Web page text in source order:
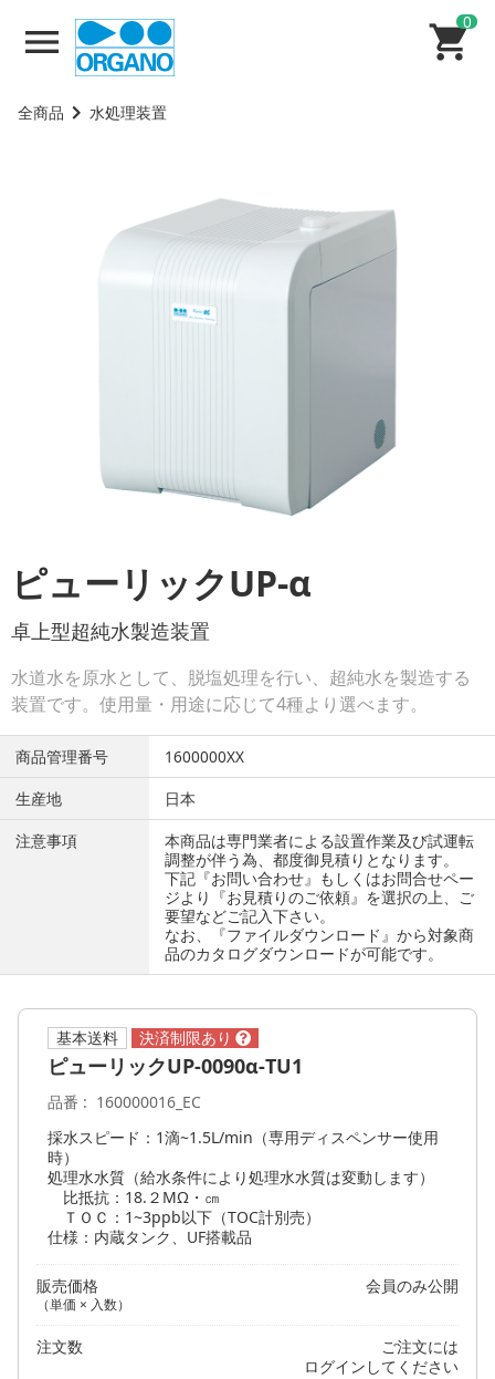
0
全商品 水処理装置
ピューリックUP-α
卓上型超純水製造装置
水道水を原水として、脱塩処理を行い、超純水を製造する
装置です。使用量・用途に応じて4種より選べます。
商品管理番号
1600000XX
生産地
日本
注意事項
本商品は専門業者による設置作業及び試運転
調整が伴う為、都度御見積りとなります。
下記『お問い合わせ』もしくはお問合せペー
ジより『お見積りのご依頼』を選択の上、ご
要望などご記入下さい。
なお、『ファイルダウンロード』から対象商
品のカタログダウンロードが可能です。
基本送料
ピューリックUP-0090α-TU1
品番
160000016_EC
採水スピード：1滴~1.5L/min（専用ディスペンサー使用
時）
処理水水質（給水条件により処理水水質は変動します）
比抵抗：18.２MΩ・㎝
ＴＯＣ：1~3ppb以下（TOC計別売）
仕様：内蔵タンク、UF搭載品
販売価格
（単価 × 入数）
会員のみ公開
注文数
ご注文には
ログイン してください